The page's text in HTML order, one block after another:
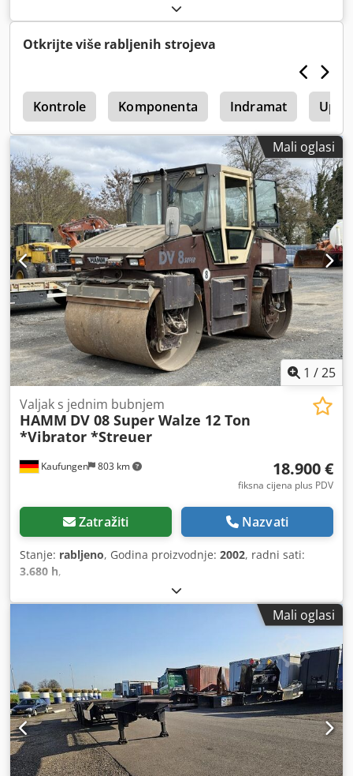
Otkrijte više rabljenih strojeva
Kontrole Komponenta Indramat
Mali oglasi
1 /25
Kaufungen 803 km
Valjak s jednim bubnjem
HAMM DV 08 Super Walze 12 Ton
*Vibrator *Streuer
18.900 €
fiksna cijena plus PDV
Zatražiti Nazvati
Stanje: rabljeno, Godina proizvodnje: 2002, radni sati:
3.680 h,
Mali oglasi